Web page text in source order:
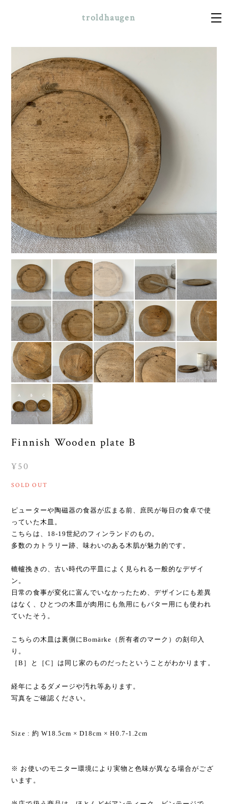
troldhaugen
Finnish Wooden plate B
¥50
SOLD OUT
ピューターや陶磁器の食器が広まる前、庶民が毎日の食卓で使
っていた木皿。
こちらは、18-19世紀のフィンランドのもの。
多数のカトラリー跡、味わいのある木肌が魅力的です。
轆轤挽きの、古い時代の平皿によく見られる一般的なデザイ
ン。
日常の食事が変化に富んでいなかったため、デザインにも差異
はなく、ひとつの木皿が肉用にも魚用にもバター用にも使われ
ていたそう。
こちらの木皿は裏側にBomärke（所有者のマーク）の刻印入
り。
［B］と［C］は同じ家のものだったということがわかります。
経年によるダメージや汚れ等あります。
写真をご確認ください。
Size : 約 W18.5cm × D18cm × H0.7-1.2cm
※ お使いのモニター環境により実物と色味が異なる場合がござ
います。